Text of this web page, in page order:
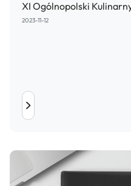
XI Ogólnopolski
2023-11-12